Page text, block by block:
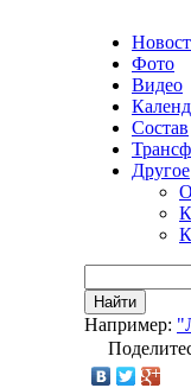
Фото
Видео
Состав
Другое
Найти
Например: